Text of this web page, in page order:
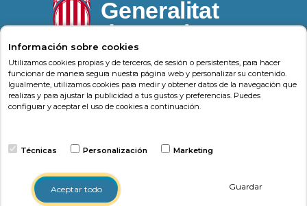
Psonríe Carrer de la Llacuna 162 08018, Barcelona
(Barcelona)-Psonrie.com
Política de cookies
Información sobre cookies
Utilizamos cookies propias y de terceros, de sesión o persistentes, para hacer
funcionar de manera segura nuestra página web y personalizar su contenido.
Igualmente, utilizamos cookies para medir y obtener datos de la navegación que
realizas y para ajustar la publicidad a tus gustos y preferencias. Puedes
configurar y aceptar el uso de cookies a continuación.
Técnicas Personalización Marketing
Aceptar todo Guardar